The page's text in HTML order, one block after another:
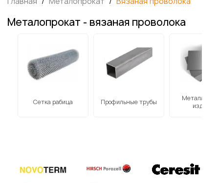
Металопрокат - вязаная проволока
Сетка рабица Профильные трубы
изделия